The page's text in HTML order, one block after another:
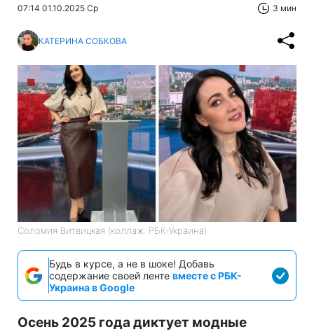
07:14 01.10.2025 Ср 3 мин
КАТЕРИНА СОБКОВА
Соломия Витвицкая (коллаж: РБК-Украина)
Будь в курсе, а не в шоке! Добавь
содержание своей ленте вместе с РБК-
Украина в Google
Осень 2025 года диктует модные